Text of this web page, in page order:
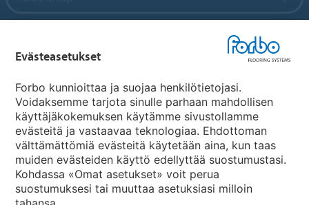
Maakohtaiset sivut
Valitse maa
Evästeasetukset
Forbo kunnioittaa ja suojaa henkilötietojasi.
Voidaksemme tarjota sinulle parhaan mahdollisen
käyttäjäkokemuksen käytämme sivustollamme
evästeitä ja vastaavaa teknologiaa. Ehdottoman
välttämättömiä evästeitä käytetään aina, kun taas
muiden evästeiden käyttö edellyttää suostumustasi.
Kohdassa «Omat asetukset» voit perua
suostumuksesi tai muuttaa asetuksiasi milloin